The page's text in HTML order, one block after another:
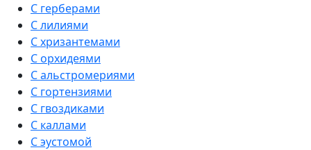
С герберами
С лилиями
С хризантемами
С орхидеями
С альстромериями
С гортензиями
С гвоздиками
С каллами
С эустомой